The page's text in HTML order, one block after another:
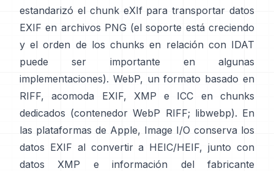
estandarizó el chunk eXIfpara transportar datos
EXIF en archivos PNG (el soporte está creciendo
y el orden de los chunks en relación con IDAT
puede ser importante en algunas
implementaciones). WebP, un formato basado en
RIFF, acomoda EXIF, XMP e ICC en chunks
dedicados (contenedor WebP RIFF; libwebp). En
las plataformas de Apple, Image I/O conserva los
datos EXIF al convertir a HEIC/HEIF, junto con
datos XMP e información del fabricante